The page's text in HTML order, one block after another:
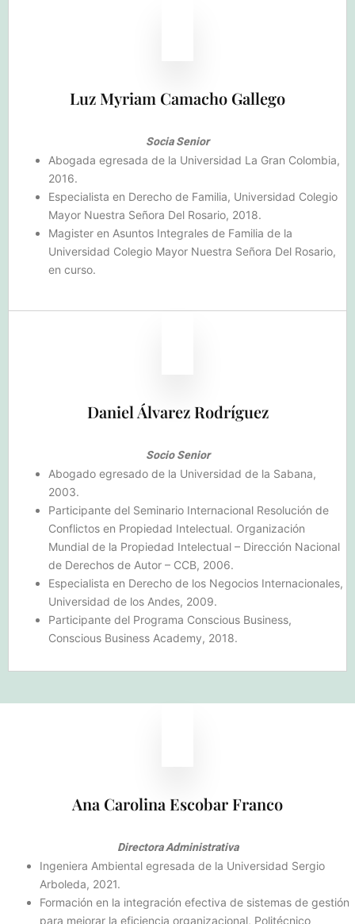
Luz Myriam Camacho Gallego
Socia Senior
Abogada egresada de la Universidad La Gran Colombia,
2016.
Especialista en Derecho de Familia, Universidad Colegio
Mayor Nuestra Señora Del Rosario, 2018.
Magister en Asuntos Integrales de Familia de la
Universidad Colegio Mayor Nuestra Señora Del Rosario,
en curso.
Daniel Álvarez Rodríguez
Socio Senior
Abogado egresado de la Universidad de la Sabana,
2003.
Participante del Seminario Internacional Resolución de
Conflictos en Propiedad Intelectual. Organización
Mundial de la Propiedad Intelectual – Dirección Nacional
de Derechos de Autor – CCB, 2006.
Especialista en Derecho de los Negocios Internacionales,
Universidad de los Andes, 2009.
Participante del Programa Conscious Business,
Conscious Business Academy, 2018.
Ana Carolina Escobar Franco
Directora Administrativa
Ingeniera Ambiental egresada de la Universidad Sergio
Arboleda, 2021.
Formación en la integración efectiva de sistemas de gestión
para mejorar la eficiencia organizacional, Politécnico